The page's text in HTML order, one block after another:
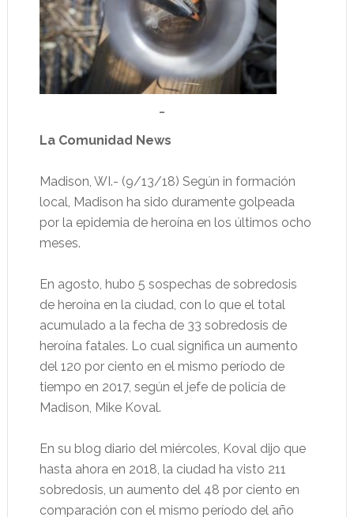
…
La Comunidad News
Madison, WI.- (9/13/18) Según in formación
local, Madison ha sido duramente golpeada
por la epidemia de heroína en los últimos ocho
meses.
En agosto, hubo 5 sospechas de sobredosis
de heroína en la ciudad, con lo que el total
acumulado a la fecha de 33 sobredosis de
heroína fatales. Lo cual significa un aumento
del 120 por ciento en el mismo período de
tiempo en 2017, según el jefe de policía de
Madison, Mike Koval.
En su blog diario del miércoles, Koval dijo que
hasta ahora en 2018, la ciudad ha visto 211
sobredosis, un aumento del 48 por ciento en
comparación con el mismo período del año